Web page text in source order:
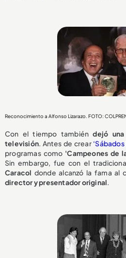
Reconocimiento a Alfonso Lizarazo. FOTO:
Con el tiempo tambiéndejó
televisión. Antes de crear ‘Sábados
programas como 'Campeones de
Sin embargo, fue con el
Caracol donde alcanzó la fama al
director y presentador original.